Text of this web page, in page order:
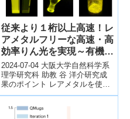
従来より１桁以上高速！レ
アメタルフリーな高速・高
効率りん光を実現～有機分
子の高速りん光メカニズム
を解明～
2024-07-04 大阪大学自然科学系
理学研究科 助教 谷 洋介研究成
果のポイント レアメタルを使わ
ない、有機分子のりん光の高速